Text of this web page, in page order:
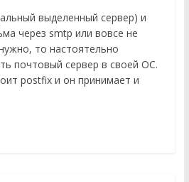
выделенный сервер) и
через smtp или вовсе не
то настоятельно
почтовый сервер в своей ОС.
postfix и он принимает и